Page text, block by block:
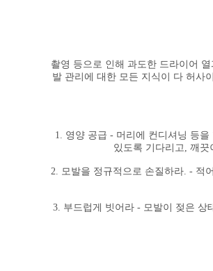
촬영 등으로 인해 과도한 드라이어
발 관리에 대한 모든 지식이 다 허사
1. 영양 공급 - 머리에 컨디셔닝 등
있도록 기다리고, 깨
2. 모발을 정규적으로 손질하라. - 적
3. 부드럽게 빗어라 - 모발이 젖은 상